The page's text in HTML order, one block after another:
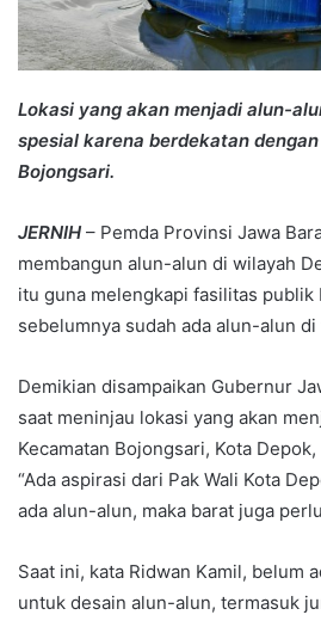
Lokasi yang akan menjadi alun-
spesial karena berdekatan
Bojongsari.
JERNIH – Pemda Provinsi Jawa
membangun alun-alun di wilayah
itu guna melengkapi fasilitas publik
sebelumnya sudah ada alun-alun
Demikian disampaikan Gubernur
saat meninjau lokasi yang akan
Kecamatan Bojongsari, Kota
“Ada aspirasi dari Pak Wali Kota
ada alun-alun, maka barat juga
Saat ini, kata Ridwan Kamil, belum
untuk desain alun-alun, termasuk